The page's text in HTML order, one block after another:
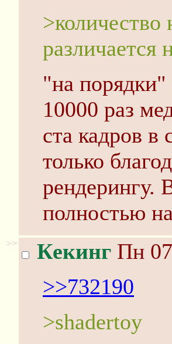
различается
"на порядки"
10000 раз
ста кадров в
только
рендерингу.
полностью
>> Кекинг Пн
>>732190
>shadertoy